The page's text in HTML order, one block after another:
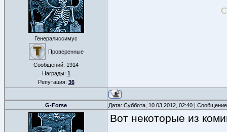
Генералиссимус
Проверенные
Сообщений: 1914
Награды: 1
Репутация: 36
G-Forse Дата: Суббота, 10.03.2012, 02:40 |
Вот некоторые из